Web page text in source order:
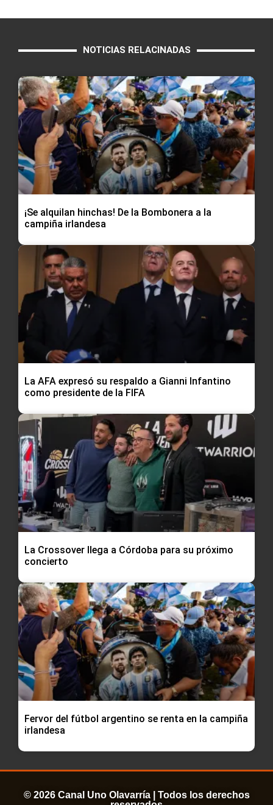
NOTICIAS RELACINADAS
¡Se alquilan hinchas! De la Bombonera a la
campiña irlandesa
La AFA expresó su respaldo a Gianni Infantino
como presidente de la FIFA
La Crossover llega a Córdoba para su próximo
concierto
Fervor del fútbol argentino se renta en la campiña
irlandesa
© 2026 Canal Uno Olavarría | Todos los derechos